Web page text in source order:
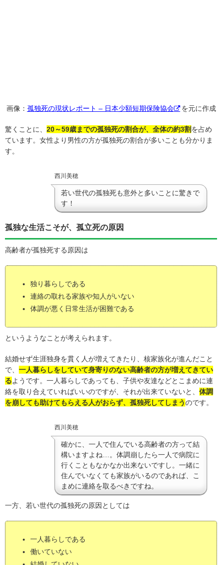
画像： 孤独死の現状レポート – 日本少額短期保険協会 を元に作成
驚くことに、 20～59歳までの孤独死の割合が、全体の約3割を占め
ています。女性より男性の方が孤独死の割合が多いことも分かりま
す。
西川美穂
若い世代の孤独死も意外と多いことに驚きで
す！
孤独な生活こそが、孤立死の原因
高齢者が孤独死する原因は
独り暮らしである
連絡の取れる家族や知人がいない
体調が悪く日常生活が困難である
というようなことが考えられます。
結婚せず生涯独身を貫く人が増えてきたり、核家族化が進んだこと
で、 一人暮らしをしていて身寄りのない高齢者の方が増えてきてい
るようです。一人暮らしであっても、子供や友達などとこまめに連
絡を取り合えていればいいのですが、それが出来ていないと、 体調
を崩しても助けてもらえる人がおらず、孤独死してしまうのです。
西川美穂
確かに、一人で住んでいる高齢者の方って結
構いますよね…。体調崩したら一人で病院に
行くこともなかなか出来ないですし。一緒に
住んでいなくても家族がいるのであれば、こ
まめに連絡を取るべきですね。
一方、若い世代の孤独死の原因としては
一人暮らしである
働いていない